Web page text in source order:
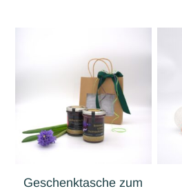
Geschenktasche zum